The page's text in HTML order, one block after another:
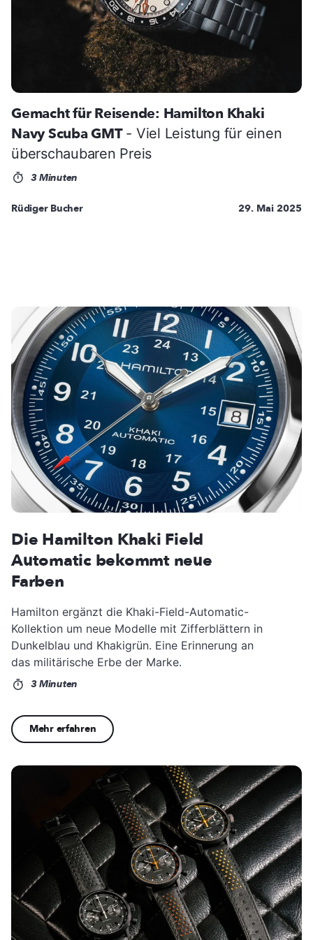
Gemacht für Reisende: Hamilton Khaki
Navy Scuba GMT - Viel Leistung für einen
überschaubaren Preis
3 Minuten
Rüdiger Bucher 29. Mai 2025
Die Hamilton Khaki Field
Automatic bekommt neue
Farben
Hamilton ergänzt die Khaki-Field-Automatic-
Kollektion um neue Modelle mit Zifferblättern in
Dunkelblau und Khakigrün. Eine Erinnerung an
das militärische Erbe der Marke.
3 Minuten
Mehr erfahren